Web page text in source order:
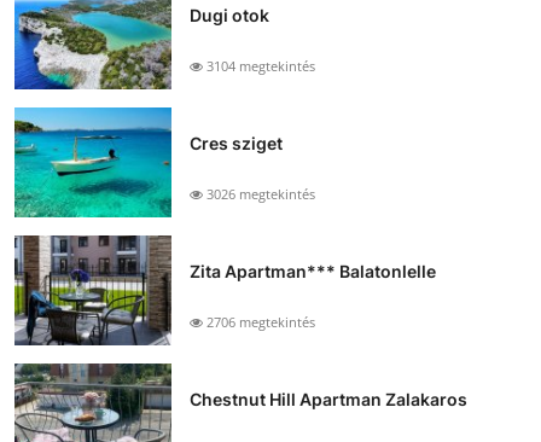
Dugi otok
3104 megtekintés
Cres sziget
3026 megtekintés
Zita Apartman*** Balatonlelle
2706 megtekintés
Chestnut Hill Apartman Zalakaros